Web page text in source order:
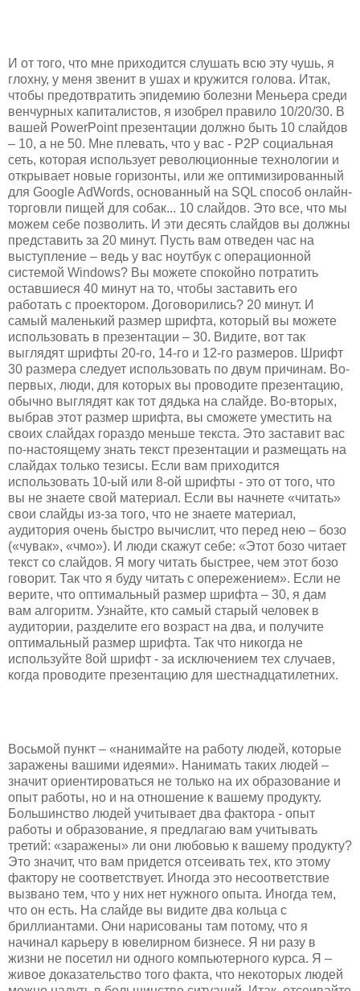
И от того, что мне приходится слушать всю эту чушь, я
глохну, у меня звенит в ушах и кружится голова. Итак,
чтобы предотвратить эпидемию болезни Меньера среди
венчурных капиталистов, я изобрел правило 10/20/30. В
вашей PowerPoint презентации должно быть 10 слайдов
– 10, а не 50. Мне плевать, что у вас - P2P социальная
сеть, которая использует революционные технологии и
открывает новые горизонты, или же оптимизированный
для Google AdWords, основанный на SQL способ онлайн-
торговли пищей для собак... 10 слайдов. Это все, что мы
можем себе позволить. И эти десять слайдов вы должны
представить за 20 минут. Пусть вам отведен час на
выступление – ведь у вас ноутбук с операционной
системой Windows? Вы можете спокойно потратить
оставшиеся 40 минут на то, чтобы заставить его
работать с проектором. Договорились? 20 минут. И
самый маленький размер шрифта, который вы можете
использовать в презентации – 30. Видите, вот так
выглядят шрифты 20-го, 14-го и 12-го размеров. Шрифт
30 размера следует использовать по двум причинам. Во-
первых, люди, для которых вы проводите презентацию,
обычно выглядят как тот дядька на слайде. Во-вторых,
выбрав этот размер шрифта, вы сможете уместить на
своих слайдах гораздо меньше текста. Это заставит вас
по-настоящему знать текст презентации и размещать на
слайдах только тезисы. Если вам приходится
использовать 10-ый или 8-ой шрифты - это от того, что
вы не знаете свой материал. Если вы начнете «читать»
свои слайды из-за того, что не знаете материал,
аудитория очень быстро вычислит, что перед нею – бозо
(«чувак», «чмо»). И люди скажут себе: «Этот бозо читает
текст со слайдов. Я могу читать быстрее, чем этот бозо
говорит. Так что я буду читать с опережением». Если не
верите, что оптимальный размер шрифта – 30, я дам
вам алгоритм. Узнайте, кто самый старый человек в
аудитории, разделите его возраст на два, и получите
оптимальный размер шрифта. Так что никогда не
используйте 8ой шрифт - за исключением тех случаев,
когда проводите презентацию для шестнадцатилетних.
Восьмой пункт – «нанимайте на работу людей, которые
заражены вашими идеями». Нанимать таких людей –
значит ориентироваться не только на их образование и
опыт работы, но и на отношение к вашему продукту.
Большинство людей учитывает два фактора - опыт
работы и образование, я предлагаю вам учитывать
третий: «заражены» ли они любовью к вашему продукту?
Это значит, что вам придется отсеивать тех, кто этому
фактору не соответствует. Иногда это несоответствие
вызвано тем, что у них нет нужного опыта. Иногда тем,
что он есть. На слайде вы видите два кольца с
бриллиантами. Они нарисованы там потому, что я
начинал карьеру в ювелирном бизнесе. Я ни разу в
жизни не посетил ни одного компьютерного курса. Я –
живое доказательство того факта, что некоторых людей